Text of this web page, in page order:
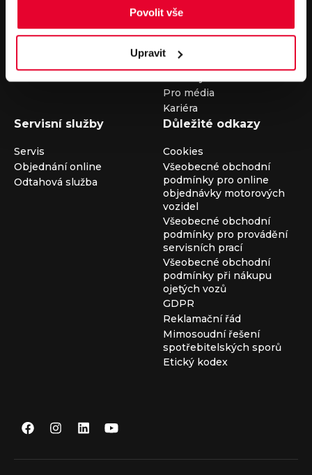
Povolit vše
Upravit
Carsharing
Kontakty
Obytné vozy
Pro média
Kariéra
Servisní služby
Servis
Objednání online
Odtahová služba
Důležité odkazy
Cookies
Všeobecné obchodní
podmínky pro online
objednávky motorových
vozidel
Všeobecné obchodní
podmínky pro provádění
servisních prací
Všeobecné obchodní
podmínky při nákupu
ojetých vozů
GDPR
Reklamační řád
Mimosoudní řešení
spotřebitelských sporů
Etický kodex